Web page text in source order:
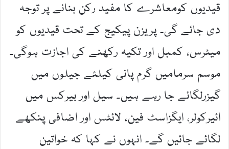
قیدیوں کومعاشرے کا مفید رکن بنانے پر توجہ
دی جائے گی۔ پریزن پیکیج کے تحت قیدیوں کو
میٹرس، کمبل اور تکیہ رکھنے کی اجازت ہوگی۔
موسم سرمامیں گرم پانی کیلئے جیلوں میں
گیزرلگائے جا رہے ہیں۔ سیل اور بیرکس میں
ائیرکولر، ایگزاسٹ فین، لائٹس اور اضافی پنکھے
لگائے جائیں گے۔ انہوں نے کہا کہ خواتین